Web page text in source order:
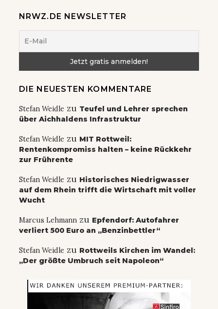
NRWZ.DE NEWSLETTER
DIE NEUESTEN KOMMENTARE
Stefan Weidle zu Teufel und Lehrer sprechen
über Aichhaldens Infrastruktur
Stefan Weidle zu MIT Rottweil:
Rentenkompromiss halten – keine Rückkehr
zur Frührente
Stefan Weidle zu Historisches Niedrigwasser
auf dem Rhein trifft die Wirtschaft mit voller
Wucht
Marcus Lehmann zu Epfendorf: Autofahrer
verliert 500 Euro an „Benzinbettler“
Stefan Weidle zu Rottweils Kirchen im Wandel:
„Der größte Umbruch seit Napoleon“